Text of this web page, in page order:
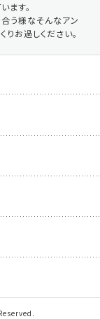
ます。
う様なそんなアン
りお過しください。